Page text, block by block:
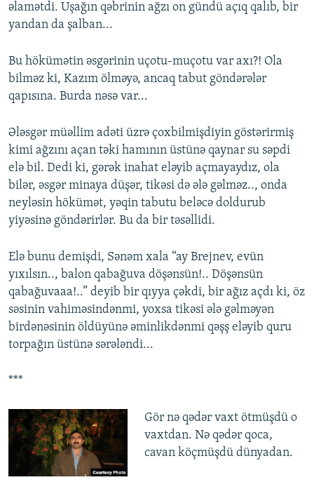
əlamətdi. Uşağın qəbrinin ağzı on gündü açıq qalıb, bir
yandan da şalban...
Bu hökümətin əsgərinin uçotu-muçotu var axı?! Ola
bilməz ki, Kazım ölməyə, ancaq tabut göndərələr
qapısına. Burda nəsə var...
Ələsgər müəllim adəti üzrə çoxbilmişdiyin göstərirmiş
kimi ağzını açan təki hamının üstünə qaynar su səpdi
elə bil. Dedi ki, gərək inahat eləyib açmayaydız, ola
bilər, əsgər minaya düşər, tikəsi də ələ gəlməz.., onda
neyləsin hökümət, yəqin tabutu beləcə doldurub
yiyəsinə göndərirlər. Bu da bir təsəllidi.
Elə bunu demişdi, Sənəm xala “ay Brejnev, evün
yıxılsın.., balon qabağuva döşənsün!.. Döşənsün
qabağuvaaa!..” deyib bir qıyya çəkdi, bir ağız açdı ki, öz
səsinin vahiməsindənmi, yoxsa tikəsi ələ gəlməyən
birdənəsinin öldüyünə əminlikdənmi qəşş eləyib quru
torpağın üstünə sərələndi...
***
Gör nə qədər vaxt ötmüşdü o
vaxtdan. Nə qədər qoca,
cavan köçmüşdü dünyadan.